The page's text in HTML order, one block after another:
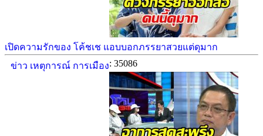
เปิดความรักของ โค้ชเช แอบบอกภรรยาสวยแต่ดุมาก
ข่าว เหตุการณ์ การเมือง: 35086